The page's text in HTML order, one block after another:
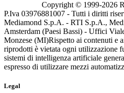
Copyright © 1999-2026
P.Iva 03976881007 - Tutti i diritti
Mediamond S.p.A. - RTI S.p.A.,
Amsterdam (Paesi Bassi) - Uffici
Monzese (MI)Rispetto ai contenuti e
riprodotti è vietata ogni utilizzazione
sistemi di intelligenza artificiale
espresso di utilizzare mezzi
Legal